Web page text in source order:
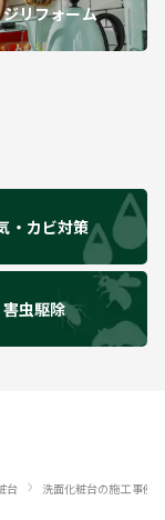
リフォーム
・カビ対策
害虫駆除
台 › 洗面化粧台の施工事例